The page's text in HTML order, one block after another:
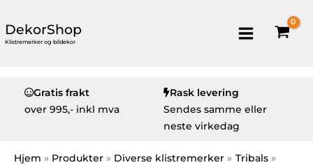
DekorShop
Klistremerker og bildekor
Gratis frakt
over 995,- inkl mva
Rask levering
Sendes samme eller
neste virkedag
Hjem Produkter Diverse klistremerker
Tribals